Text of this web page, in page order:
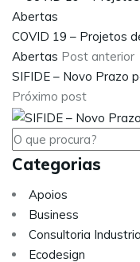
COVID 19 – Projetos
Abertas Post anterior
SIFIDE – Novo Prazo
Próximo post
Categorias
Apoios
Business
Consultoria
Ecodesign